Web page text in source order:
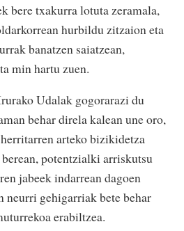
bere txakurra lotuta zeramala,
hurbildu zitzaion eta
banatzen saiatzean,
min hartu zuen.
Udalak gogorarazi du
behar direla kalean une oro,
arteko bizikidetza
potentzialki arriskutsu
jabeek indarrean dagoen
neurri gehigarriak bete behar
erabiltzea.